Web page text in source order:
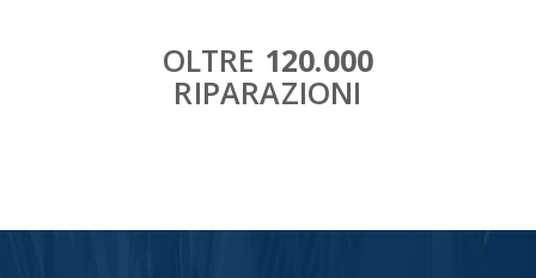
OLTRE 120.000
RIPARAZIONI